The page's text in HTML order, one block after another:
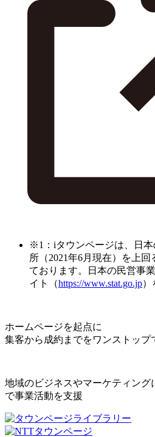
※1：iタウンページは、日本
所（2021年6月現在）を上
ております。日本の民営事
イト（https://www.stat.go.jp）
ホームページを起点に
集客から成約までをワンストップ
地域のビジネスやマーケティング
で事業活動を支援